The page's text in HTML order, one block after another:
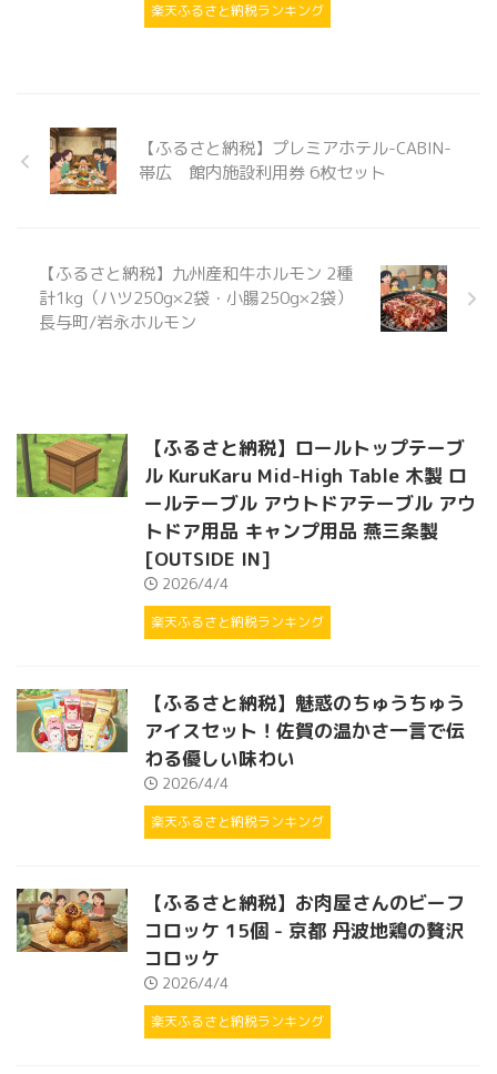
楽天ふるさと納税ランキング
【ふるさと納税】プレミアホテル-CABIN-
帯広 館内施設利用券 6枚セット
【ふるさと納税】九州産和牛ホルモン 2種
計1kg（ハツ250g×2袋・小腸250g×2袋）
長与町/岩永ホルモン
【ふるさと納税】ロールトップテーブ
ル KuruKaru Mid-High Table 木製 ロ
ールテーブル アウトドアテーブル アウ
トドア用品 キャンプ用品 燕三条製
[OUTSIDE IN]
2026/4/4
楽天ふるさと納税ランキング
【ふるさと納税】魅惑のちゅうちゅう
アイスセット！佐賀の温かさ一言で伝
わる優しい味わい
2026/4/4
楽天ふるさと納税ランキング
【ふるさと納税】お肉屋さんのビーフ
コロッケ 15個 - 京都 丹波地鶏の贅沢
コロッケ
2026/4/4
楽天ふるさと納税ランキング